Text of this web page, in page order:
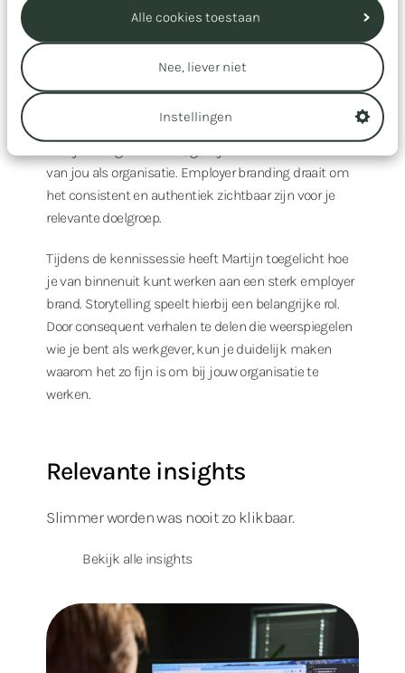
Alle cookies toestaan
Nee, liever niet
Instellingen
Employer branding
Vaak wordt gedacht dat employer branding alleen van
is een employer brand. Ook wanneer je niets vertelt
van jou als organisatie. Employer branding draait om
het consistent en authentiek zichtbaar zijn voor je
relevante doelgroep.
Tijdens de kennissessie heeft Martijn toegelicht hoe
je van binnenuit kunt werken aan een sterk employer
brand. Storytelling speelt hierbij een belangrijke rol.
Door consequent verhalen te delen die weerspiegelen
wie je bent als werkgever, kun je duidelijk maken
waarom het zo fijn is om bij jouw organisatie te
werken.
Relevante insights
Slimmer worden was nooit zo klikbaar.
Bekijk alle insights